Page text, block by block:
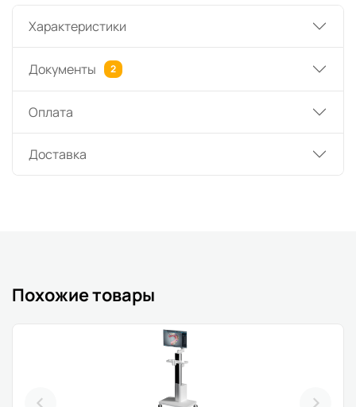
Характеристики
Документы 2
Оплата
Доставка
Похожие товары